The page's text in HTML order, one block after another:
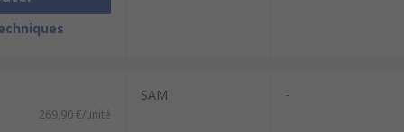
269,90 €/unité
SAM -